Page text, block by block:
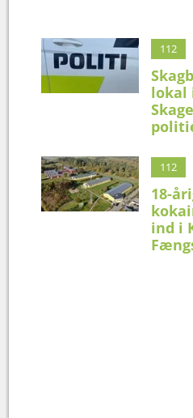
112
lokal
112
18-
ind i